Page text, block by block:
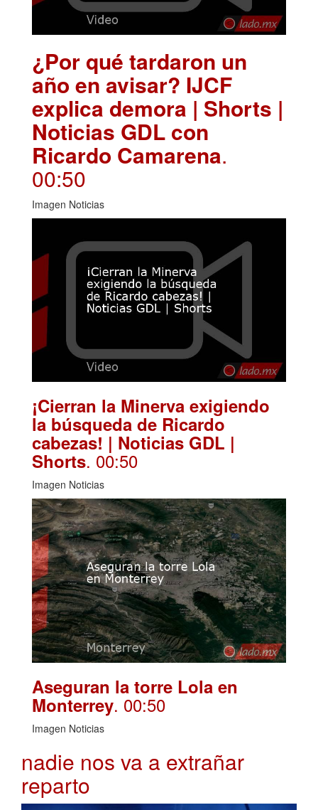
¿Por qué tardaron un
año en avisar? IJCF
explica demora | Shorts |
Noticias GDL con
Ricardo Camarena.
00:50
Imagen Noticias
¡Cierran la Minerva exigiendo
la búsqueda de Ricardo
cabezas! | Noticias GDL |
Shorts. 00:50
Imagen Noticias
Aseguran la torre Lola en
Monterrey. 00:50
Imagen Noticias
nadie nos va a extrañar
reparto